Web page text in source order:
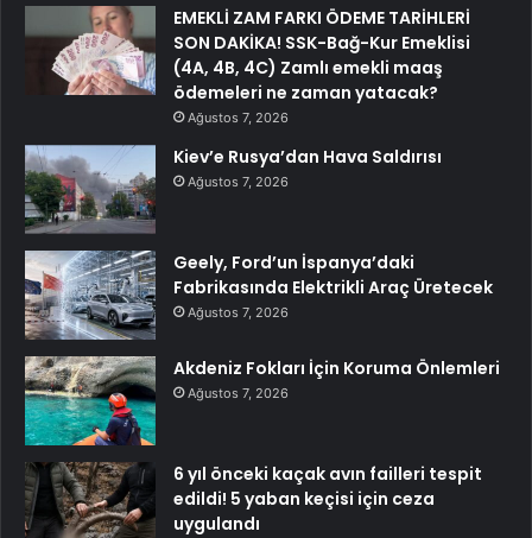
EMEKLİ ZAM FARKI ÖDEME TARİHLERİ
SON DAKİKA! SSK-Bağ-Kur Emeklisi
(4A, 4B, 4C) Zamlı emekli maaş
ödemeleri ne zaman yatacak?
Ağustos 7, 2026
Kiev’e Rusya’dan Hava Saldırısı
Ağustos 7, 2026
Geely, Ford’un İspanya’daki
Fabrikasında Elektrikli Araç Üretecek
Ağustos 7, 2026
Akdeniz Fokları İçin Koruma Önlemleri
Ağustos 7, 2026
6 yıl önceki kaçak avın failleri tespit
edildi! 5 yaban keçisi için ceza
uygulandı